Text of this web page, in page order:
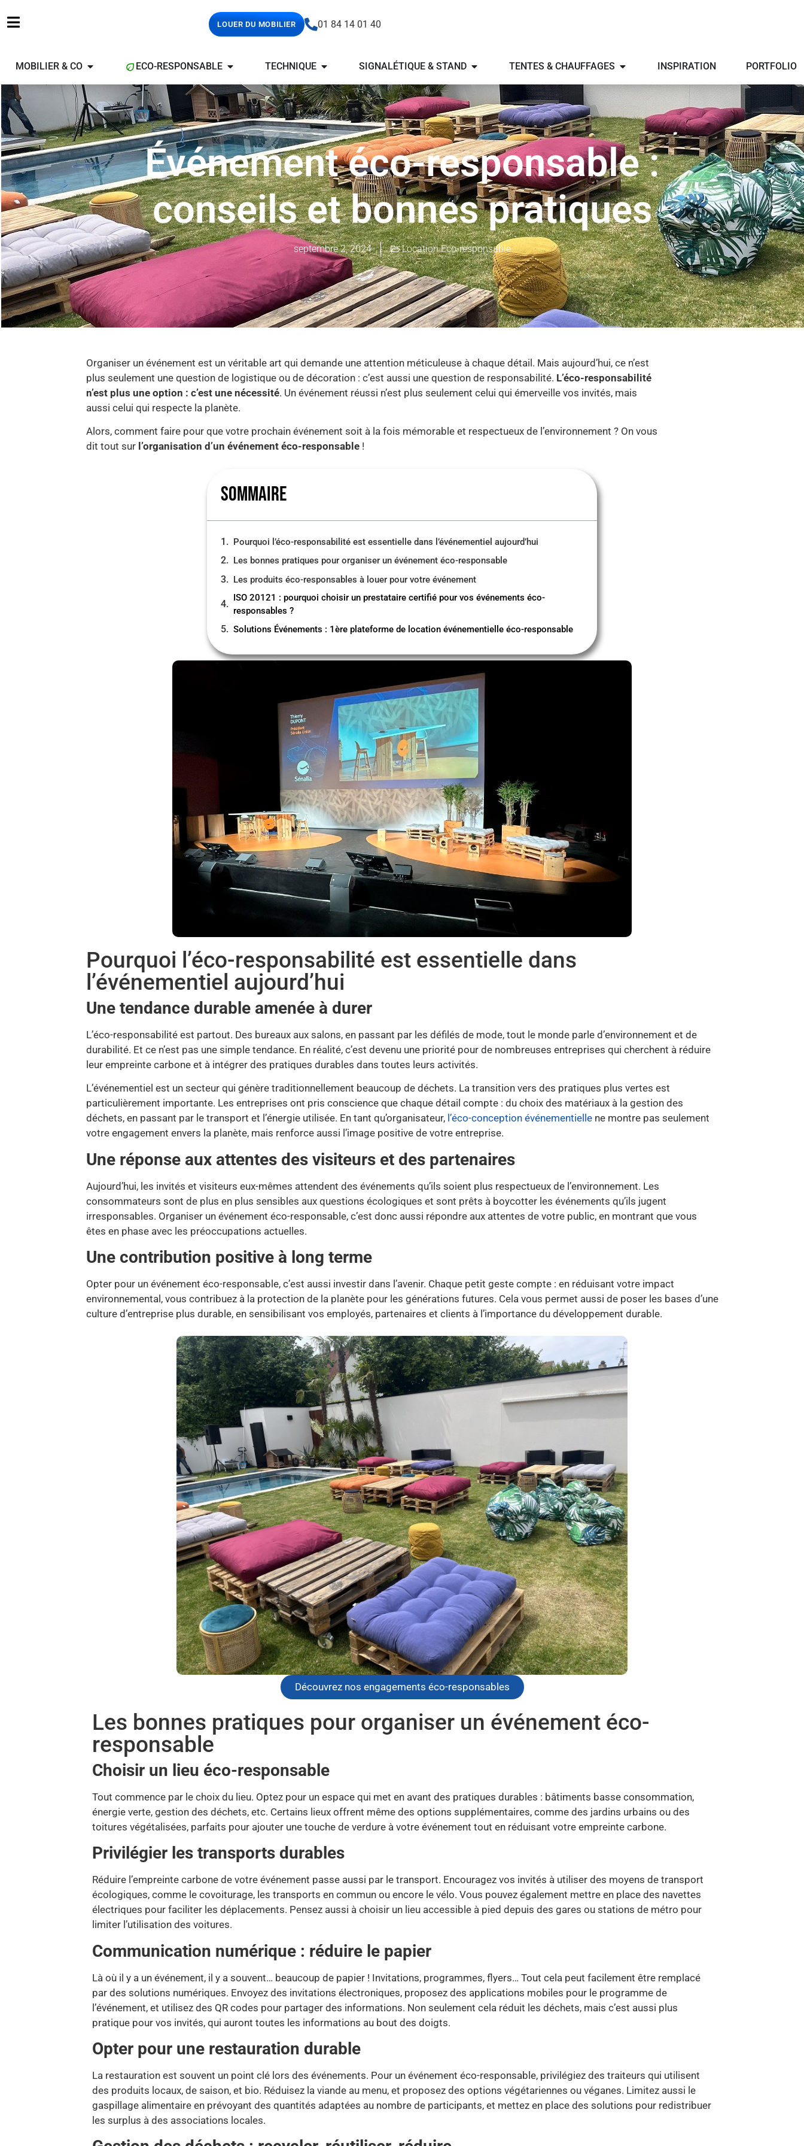
LOUER DU MOBILIER 01 84 14 01 40
MOBILIER & CO ECO-RESPONSABLE TECHNIQUE SIGNALÉTIQUE & STAND TENTES & CHAUFFAGES INSPIRATION PORTFOLIO
Événement éco-responsable :
conseils et bonnes pratiques
septembre 2, 2024 Location Eco-responsable
Organiser un événement est un véritable art qui demande une attention méticuleuse à chaque détail. Mais aujourd’hui, ce n’est
plus seulement une question de logistique ou de décoration : c’est aussi une question de responsabilité. L’éco-responsabilité
n’est plus une option : c’est une nécessité. Un événement réussi n’est plus seulement celui qui émerveille vos invités, mais
aussi celui qui respecte la planète.
Alors, comment faire pour que votre prochain événement soit à la fois mémorable et respectueux de l’environnement ? On vous
dit tout sur l’organisation d’un événement éco-responsable!
SOMMAIRE
Pourquoi l’éco-responsabilité est essentielle dans l’événementiel aujourd’hui
Les bonnes pratiques pour organiser un événement éco-responsable
Les produits éco-responsables à louer pour votre événement
ISO 20121 : pourquoi choisir un prestataire certifié pour vos événements éco-
responsables ?
Solutions Événements : 1ère plateforme de location événementielle éco-responsable
Pourquoi l’éco-responsabilité est essentielle dans
l’événementiel aujourd’hui
Une tendance durable amenée à durer
L’éco-responsabilité est partout. Des bureaux aux salons, en passant par les défilés de mode, tout le monde parle d’environnement et de
durabilité. Et ce n’est pas une simple tendance. En réalité, c’est devenu une priorité pour de nombreuses entreprises qui cherchent à réduire
leur empreinte carbone et à intégrer des pratiques durables dans toutes leurs activités.
L’événementiel est un secteur qui génère traditionnellement beaucoup de déchets. La transition vers des pratiques plus vertes est
particulièrement importante. Les entreprises ont pris conscience que chaque détail compte : du choix des matériaux à la gestion des
déchets, en passant par le transport et l’énergie utilisée. En tant qu’organisateur, l’éco-conception événementiellene montre pas seulement
votre engagement envers la planète, mais renforce aussi l’image positive de votre entreprise.
Une réponse aux attentes des visiteurs et des partenaires
Aujourd’hui, les invités et visiteurs eux-mêmes attendent des événements qu’ils soient plus respectueux de l’environnement. Les
consommateurs sont de plus en plus sensibles aux questions écologiques et sont prêts à boycotter les événements qu’ils jugent
irresponsables. Organiser un événement éco-responsable, c’est donc aussi répondre aux attentes de votre public, en montrant que vous
êtes en phase avec les préoccupations actuelles.
Une contribution positive à long terme
Opter pour un événement éco-responsable, c’est aussi investir dans l’avenir. Chaque petit geste compte : en réduisant votre impact
environnemental, vous contribuez à la protection de la planète pour les générations futures. Cela vous permet aussi de poser les bases d’une
culture d’entreprise plus durable, en sensibilisant vos employés, partenaires et clients à l’importance du développement durable.
Découvrez nos engagements éco-responsables
Les bonnes pratiques pour organiser un événement éco-
responsable
Choisir un lieu éco-responsable
Tout commence par le choix du lieu. Optez pour un espace qui met en avant des pratiques durables : bâtiments basse consommation,
énergie verte, gestion des déchets, etc. Certains lieux offrent même des options supplémentaires, comme des jardins urbains ou des
toitures végétalisées, parfaits pour ajouter une touche de verdure à votre événement tout en réduisant votre empreinte carbone.
Privilégier les transports durables
Réduire l’empreinte carbone de votre événement passe aussi par le transport. Encouragez vos invités à utiliser des moyens de transport
écologiques, comme le covoiturage, les transports en commun ou encore le vélo. Vous pouvez également mettre en place des navettes
électriques pour faciliter les déplacements. Pensez aussi à choisir un lieu accessible à pied depuis des gares ou stations de métro pour
limiter l’utilisation des voitures.
Communication numérique : réduire le papier
Là où il y a un événement, il y a souvent… beaucoup de papier ! Invitations, programmes, flyers… Tout cela peut facilement être remplacé
par des solutions numériques. Envoyez des invitations électroniques, proposez des applications mobiles pour le programme de
l’événement, et utilisez des QR codes pour partager des informations. Non seulement cela réduit les déchets, mais c’est aussi plus
pratique pour vos invités, qui auront toutes les informations au bout des doigts.
Opter pour une restauration durable
La restauration est souvent un point clé lors des événements. Pour un événement éco-responsable, privilégiez des traiteurs qui utilisent
des produits locaux, de saison, et bio. Réduisez la viande au menu, et proposez des options végétariennes ou véganes. Limitez aussi le
gaspillage alimentaire en prévoyant des quantités adaptées au nombre de participants, et mettez en place des solutions pour redistribuer
les surplus à des associations locales.